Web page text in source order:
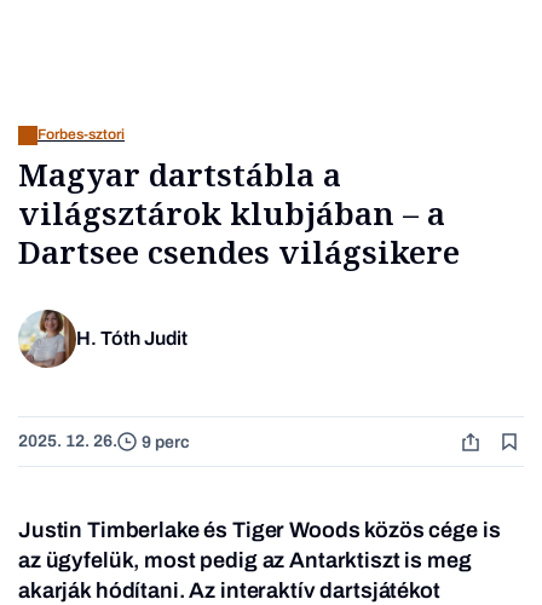
Üzlet
Forbes-sztori
Magyar dartstábla a
világsztárok klubjában – a
Dartsee csendes világsikere
H. Tóth Judit
2025. 12. 26. 9 perc
Justin Timberlake és Tiger Woods közös cége is
az ügyfelük, most pedig az Antarktiszt is meg
akarják hódítani. Az interaktív dartsjátékot